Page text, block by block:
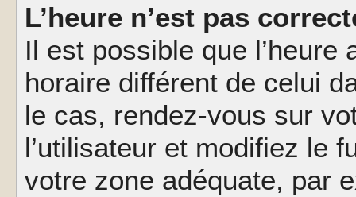
L’heure n’est pas
Il est possible que
horaire différent de celui
le cas, rendez-vous sur
l’utilisateur et modifiez le
votre zone adéquate, par